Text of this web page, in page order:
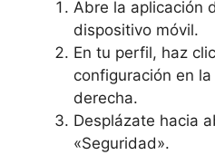
Abre la aplicación
dispositivo móvil.
En tu perfil, haz
configuración en
derecha.
Desplázate​ hacia
«Seguridad».